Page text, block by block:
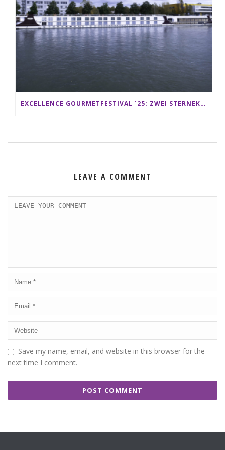
EXCELLENCE GOURMETFESTIVAL ´25: ZWEI STERNEKÖCHE ANTONIO GUIDA & DARIO MORESCO VERWÖHNEN IHRE GÄSTE AUF EINER LUXERIÖSEN SCHIFFSREISE
LEAVE A COMMENT
Save my name, email, and website in this browser for the
next time I comment.